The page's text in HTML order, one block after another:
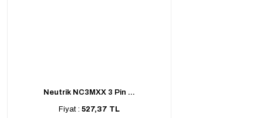
Neutrik NC3MXX 3 Pin ...
Fiyat : 527,37 TL